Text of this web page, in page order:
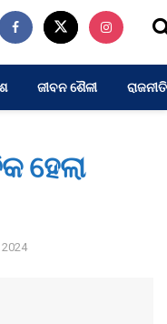
ଜୀବନ ଶୈଳୀ ରାଜନୀତି
ହେଲା